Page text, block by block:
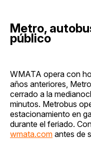
Metro,
público
WMATA opera con
años anteriores,
cerrado a la
minutos. Metrobus
estacionamiento en
durante el feriado.
wmata.com antes de